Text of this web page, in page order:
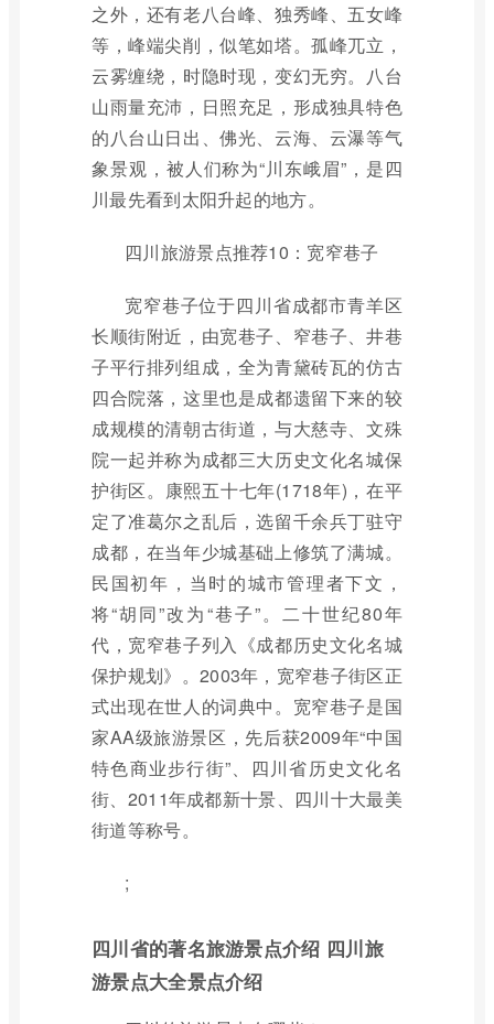
之外，还有老八台峰、独秀峰、五女峰
等，峰端尖削，似笔如塔。孤峰兀立，
云雾缠绕，时隐时现，变幻无穷。八台
山雨量充沛，日照充足，形成独具特色
的八台山日出、佛光、云海、云瀑等气
象景观，被人们称为“川东峨眉”，是四
川最先看到太阳升起的地方。
四川旅游景点推荐10：宽窄巷子
宽窄巷子位于四川省成都市青羊区
长顺街附近，由宽巷子、窄巷子、井巷
子平行排列组成，全为青黛砖瓦的仿古
四合院落，这里也是成都遗留下来的较
成规模的清朝古街道，与大慈寺、文殊
院一起并称为成都三大历史文化名城保
护街区。康熙五十七年(1718年)，在平
定了准葛尔之乱后，选留千余兵丁驻守
成都，在当年少城基础上修筑了满城。
民国初年，当时的城市管理者下文，
将“胡同”改为“巷子”。二十世纪80年
代，宽窄巷子列入《成都历史文化名城
保护规划》。2003年，宽窄巷子街区正
式出现在世人的词典中。宽窄巷子是国
家AA级旅游景区，先后获2009年“中国
特色商业步行街”、四川省历史文化名
街、2011年成都新十景、四川十大最美
街道等称号。
;
四川省的著名旅游景点介绍 四川旅
游景点大全景点介绍